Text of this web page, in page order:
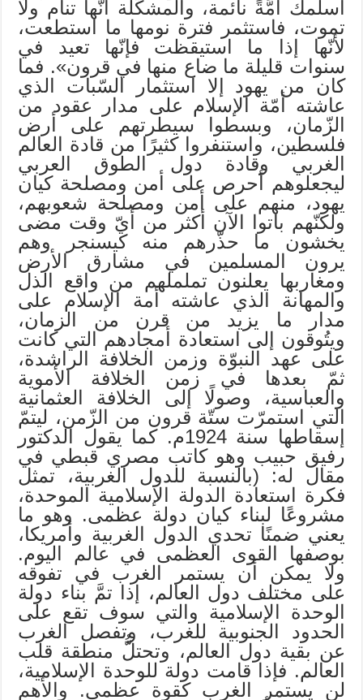
أسلِّمك أمَّةً نائمة، والمشكلة أنّها تنام ولا
تموت، فاستثمر فترة نومها ما استطعت،
لأنّها إذا ما استيقظت فإنّها تعيد في
سنوات قليلة ما ضاع منها في قرون». فما
كان من يهود إلا استثمار السّبات الذي
عاشته أمّة الإسلام على مدار عقود من
الزّمان، وبسطوا سيطرتهم على أرض
فلسطين، واستنفروا كثيرًا من قادة العالم
الغربي وقادة دول الطوق العربي
ليجعلوهم أحرص على أمن ومصلحة كيان
يهود، منهم على أمن ومصلحة شعوبهم،
ولكنّهم باتوا الآن أكثر من أيّ وقت مضى
يخشون ما حذّرهم منه كيسنجر وهم
يرون المسلمين في مشارق الأرض
ومغاربها يعلنون تململهم من واقع الذل
والمهانة الذي عاشته أمة الإسلام على
مدار ما يزيد من قرن من الزمان،
ويتُوقون إلى استعادة أمجادهم التي كانت
على عهد النبوّة وزمن الخلافة الراشدة،
ثمّ بعدها في زمن الخلافة الأموية
والعباسية، وصولًا إلى الخلافة العثمانية
التي استمرّت ستّة قرون من الزّمن، ليتمّ
إسقاطها سنة 1924م. كما يقول الدكتور
رفيق حبيب وهو كاتب مصري قبطي في
مقال له: (بالنسبة للدول الغربية، تمثل
فكرة استعادة الدولة الإسلامية الموحدة،
مشروعًا لبناء كيان دولة عظمى. وهو ما
يعني ضمنًا تحدي الدول الغربية وأمريكا،
بوصفها القوى العظمى في عالم اليوم.
ولا يمكن أن يستمر الغرب في تفوقه
على مختلف دول العالم، إذا تمَّ بناء دولة
الوحدة الإسلامية والتي سوف تقع على
الحدود الجنوبية للغرب، وتفصل الغرب
عن بقية دول العالم، وتحتلُّ منطقة قلب
العالم. فإذا قامت دولة للوحدة الإسلامية،
لن يستمر الغرب كقوة عظمى. والأهم